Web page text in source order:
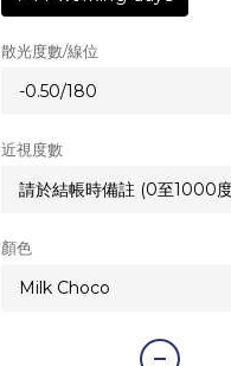
散光度數/線位
近視度數
顏色